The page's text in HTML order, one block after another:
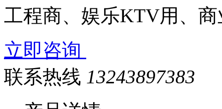
工程商、娱乐KTV用、
立即咨询
联系热线 13243897383